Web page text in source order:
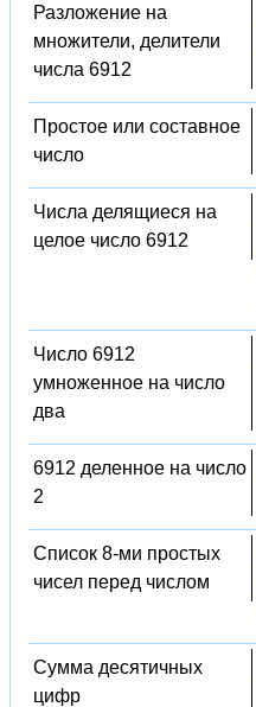
Разложение на
множители, делители
числа 6912
Простое или составное
число
Числа делящиеся на
целое число 6912
Число 6912
умноженное на число
два
6912 деленное на число
2
Список 8-ми простых
чисел перед числом
Сумма десятичных
цифр